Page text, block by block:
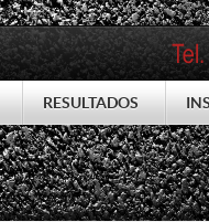
RESULTADOS